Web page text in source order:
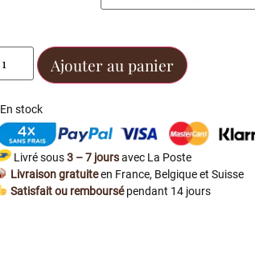
Ajouter au panier
En stock
Livré sous3 – 7 joursavec La Poste
Livraison gratuiteen France, Belgique et Suisse
Satisfait ou remboursépendant 14 jours